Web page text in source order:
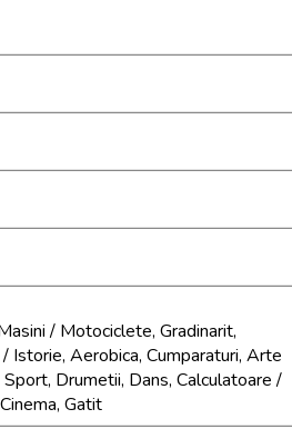
/ Motociclete, Gradinarit,
Istorie, Aerobica, Cumparaturi, Arte
Drumetii, Dans, Calculatoare /
Gatit